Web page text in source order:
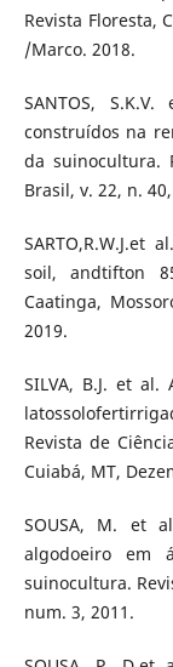
Revista Floresta,
/Marco. 2018.
SANTOS,
construídos na
da suinocultura.
Brasil, v. 22, n.
SARTO,R.W.J.et
soil, andtifton
Caatinga,
2019.
SILVA, B.J. et
Revista de
Cuiabá, MT,
SOUSA, M. et
algodoeiro em
suinocultura.
num. 3, 2011.